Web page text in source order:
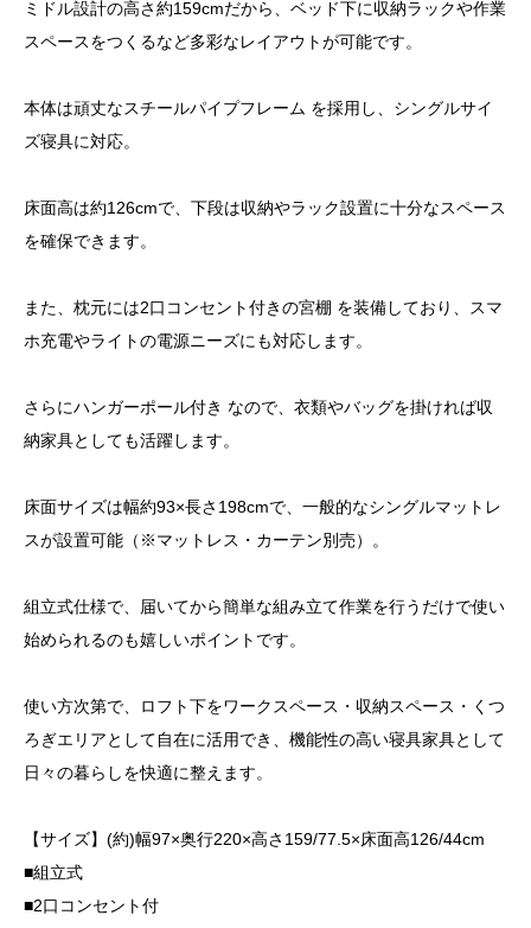
ミドル設計の高さ約159cmだから、ベッド下に収納ラックや作業
スペースをつくるなど多彩なレイアウトが可能です。
本体は頑丈なスチールパイプフレーム を採用し、シングルサイ
ズ寝具に対応。
床面高は約126cmで、下段は収納やラック設置に十分なスペース
を確保できます。
また、枕元には2口コンセント付きの宮棚 を装備しており、スマ
ホ充電やライトの電源ニーズにも対応します。
さらにハンガーポール付き なので、衣類やバッグを掛ければ収
納家具としても活躍します。
床面サイズは幅約93×長さ198cmで、一般的なシングルマットレ
スが設置可能（※マットレス・カーテン別売）。
組立式仕様で、届いてから簡単な組み立て作業を行うだけで使い
始められるのも嬉しいポイントです。
使い方次第で、ロフト下をワークスペース・収納スペース・くつ
ろぎエリアとして自在に活用でき、機能性の高い寝具家具として
日々の暮らしを快適に整えます。
【サイズ】(約)幅97×奥行220×高さ159/77.5×床面高126/44cm
■組立式
■2口コンセント付